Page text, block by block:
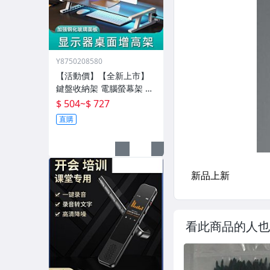
看此商品的人
Y8750208580
【活動價】【全新上市】
鍵盤收納架 電腦螢幕架 電
腦增高架 電腦架 置物增高
架 桌面電腦架 螢幕增高架
螢幕收納架 臺式
$ 504~$ 727
直購